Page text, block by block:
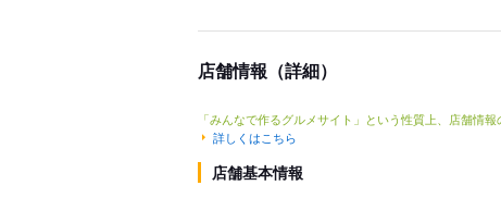
店舗情報（詳細）
「みんなで作るグルメサイト」という性質上、店舗情
詳しくはこちら
店舗基本情報